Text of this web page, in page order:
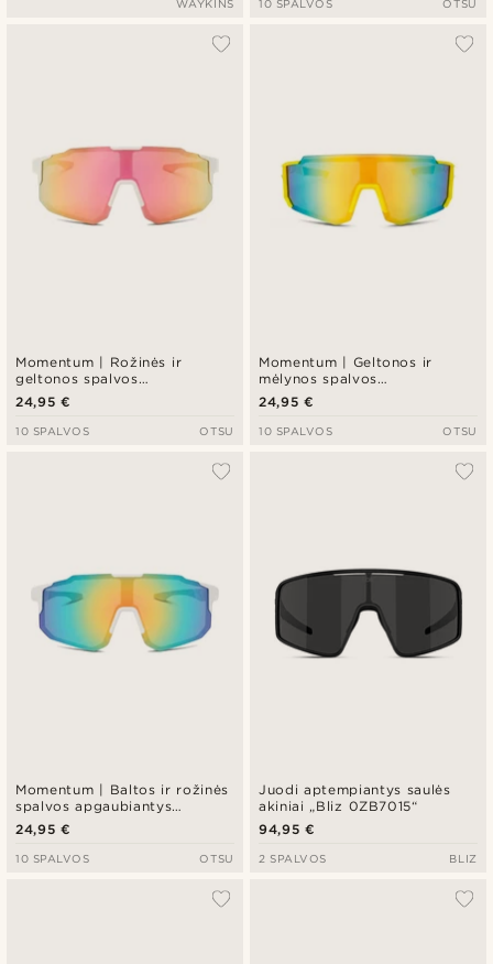
WAYKINS 10 SPALVOS OTSU
Momentum | Rožinės ir
geltonos spalvos
apgaubiantys sportiniai saulės
akiniai
24,95 €
10 SPALVOS OTSU
Momentum | Geltonos ir
mėlynos spalvos
apgaubiantys sportiniai saulės
akiniai
24,95 €
10 SPALVOS OTSU
Momentum | Baltos ir rožinės
spalvos apgaubiantys
sportiniai saulės akiniai
24,95 €
10 SPALVOS OTSU
Juodi aptempiantys saulės
akiniai „Bliz 0ZB7015“
94,95 €
2 SPALVOS BLIZ